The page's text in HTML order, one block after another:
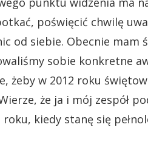
poświęcić chwilę
od siebie. Obecnie mam
sobie konkretne
żeby w 2012 roku
że ja i mój zespół
kiedy stanę się